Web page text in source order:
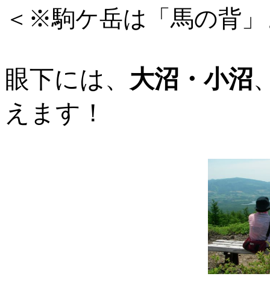
＜※駒ケ岳は「馬の背
眼下には、 大沼・小沼
えます！